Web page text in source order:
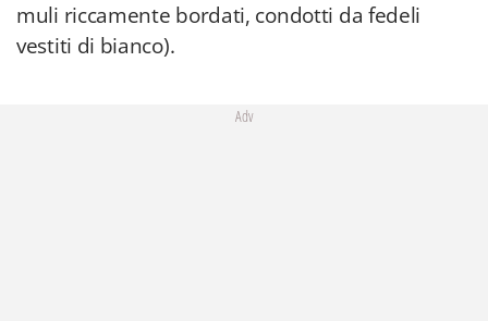
muli riccamente bordati, condotti da fedeli
vestiti di bianco).
Adv